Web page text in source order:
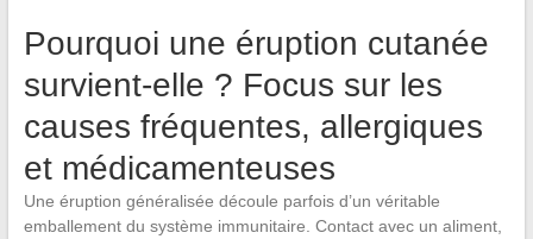
Pourquoi une éruption cutanée
survient-elle ? Focus sur les
causes fréquentes, allergiques
et médicamenteuses
Une éruption généralisée découle parfois d’un véritable
emballement du système immunitaire. Contact avec un aliment,